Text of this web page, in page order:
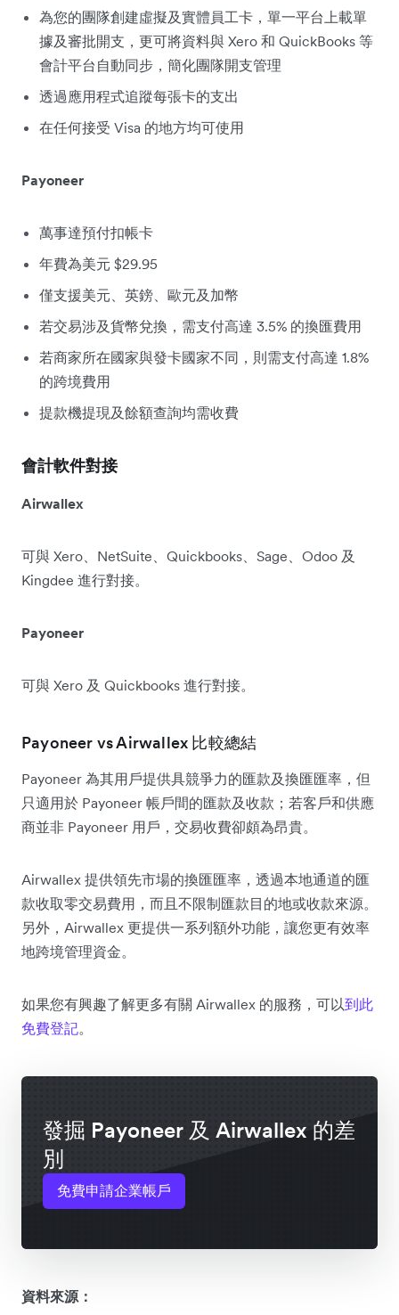
為您的團隊創建虛擬及實體員工卡，單一平台上載單
據及審批開支，更可將資料與 Xero 和 QuickBooks 等
會計平台自動同步，簡化團隊開支管理
透過應用程式追蹤每張卡的支出
在任何接受 Visa 的地方均可使用
Payoneer
萬事達預付扣帳卡
年費為美元 $29.95
僅支援美元、英鎊、歐元及加幣
若交易涉及貨幣兌換，需支付高達 3.5% 的換匯費用
若商家所在國家與發卡國家不同，則需支付高達 1.8%
的跨境費用
提款機提現及餘額查詢均需收費
會計軟件對接
Airwallex
可與 Xero、NetSuite、Quickbooks、Sage、Odoo 及
Kingdee 進行對接。
Payoneer
可與 Xero 及 Quickbooks 進行對接。
Payoneer vs Airwallex 比較總結
Payoneer 為其用戶提供具競爭力的匯款及換匯匯率，但
只適用於 Payoneer 帳戶間的匯款及收款；若客戶和供應
商並非 Payoneer 用戶，交易收費卻頗為昂貴。
Airwallex 提供領先市場的換匯匯率，透過本地通道的匯
款收取零交易費用，而且不限制匯款目的地或收款來源。
另外，Airwallex 更提供一系列額外功能，讓您更有效率
地跨境管理資金。
如果您有興趣了解更多有關 Airwallex 的服務，可以到此
免費登記。
發掘 Payoneer 及 Airwallex 的差
別
免費申請企業帳戶
資料來源：